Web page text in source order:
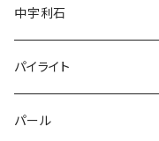
中宇利石
パイライト
パール